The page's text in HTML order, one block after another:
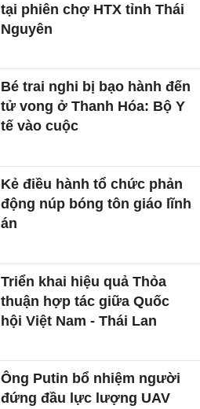
tại phiên chợ HTX tỉnh Thái
Nguyên
Bé trai nghi bị bạo hành đến
tử vong ở Thanh Hóa: Bộ Y
tế vào cuộc
Kẻ điều hành tổ chức phản
động núp bóng tôn giáo lĩnh
án
Triển khai hiệu quả Thỏa
thuận hợp tác giữa Quốc
hội Việt Nam - Thái Lan
Ông Putin bổ nhiệm người
đứng đầu lực lượng UAV